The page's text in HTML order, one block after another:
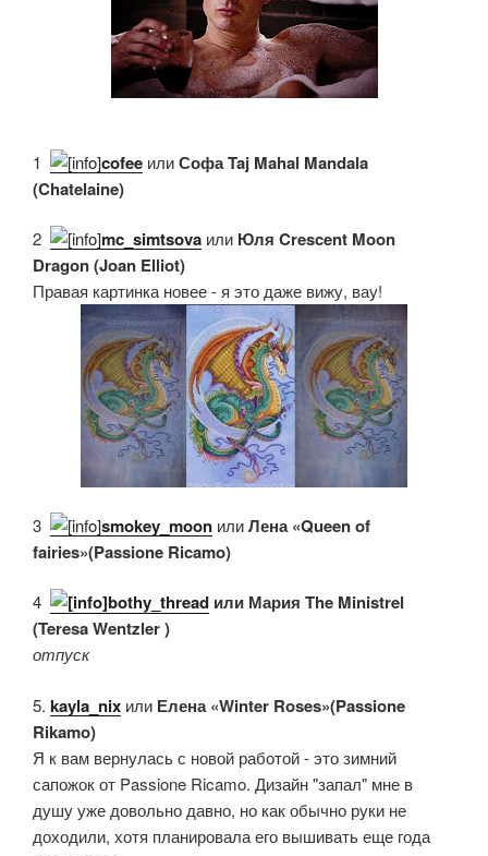
1. cofee илиСофа Taj Mahal Mandala
(Chatelaine)
2. mc_simtsova или Юля Crescent Moon
Dragon (Joan Elliot)
Правая картинка новее - я это даже вижу, вау!
3. smokey_moon илиЛена «Queen of
fairies»(Passione Ricamo)
4. bothy_thread или Мария The Ministrel
(Teresa Wentzler )
отпуск
5. kayla_nix или Елена «Winter Roses»(Passione
Rikamo)
Я к вам вернулась с новой работой - это зимний
сапожок от Passione Ricamo. Дизайн "запал" мне в
душу уже довольно давно, но как обычно руки не
доходили, хотя планировала его вышивать еще года